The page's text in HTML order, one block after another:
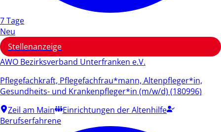
7 Tage
Neu
Stellenanzeige
AWO Bezirksverband Unterfranken e.V.
Pflegefachkraft, Pflegefachfrau*mann, Altenpfleger*in,
Gesundheits- und Krankenpfleger*in (m/w/d) (180996)
Zeil am Main
Einrichtungen der Altenhilfe
Berufserfahrene